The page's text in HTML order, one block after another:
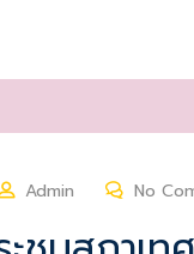
Admin No